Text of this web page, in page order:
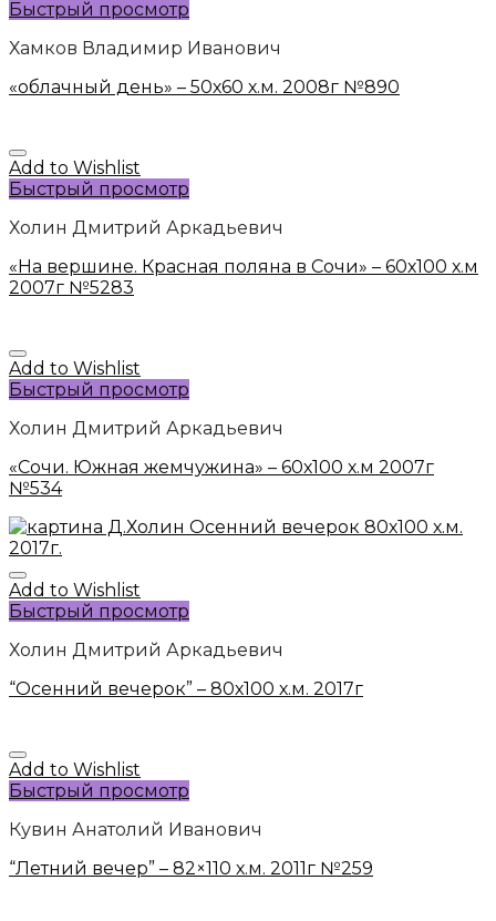
Быстрый просмотр
Хамков Владимир Иванович
«облачный день» – 50х60 х.м. 2008г №890
Add to Wishlist
Быстрый просмотр
Холин Дмитрий Аркадьевич
«На вершине. Красная поляна в Сочи» – 60х100 х.м
2007г №5283
Add to Wishlist
Быстрый просмотр
Холин Дмитрий Аркадьевич
«Сочи. Южная жемчужина» – 60х100 х.м 2007г
№534
Add to Wishlist
Быстрый просмотр
Холин Дмитрий Аркадьевич
“Осенний вечерок” – 80х100 х.м. 2017г
Add to Wishlist
Быстрый просмотр
Кувин Анатолий Иванович
“Летний вечер” – 82×110 х.м. 2011г №259